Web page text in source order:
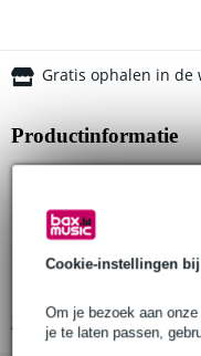
Cookie-instellingen
Om je bezoek aan
je te laten passen,
Gratis ophalen in de
Productinformatie
toepassing: afrokken en
podiumdelen en tafels
van grote structuren
Bekijk alle